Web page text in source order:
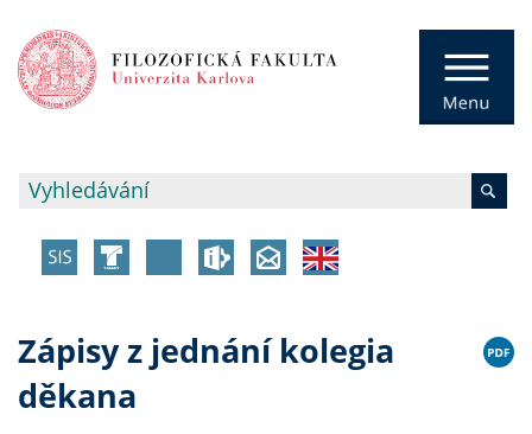
Zápisy z jednání kolegia
děkana